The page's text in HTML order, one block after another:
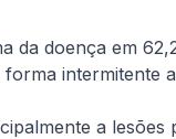
da doença em
intermitente
a lesões